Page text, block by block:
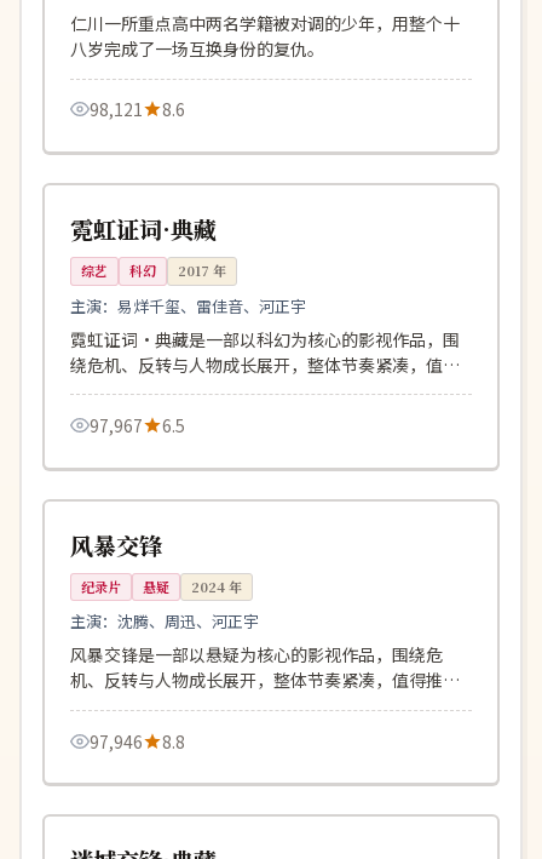
仁川一所重点高中两名学籍被对调的少年，用整个十
八岁完成了一场互换身份的复仇。
98,121 8.6
韩国
独播 115分钟
霓虹证词·典藏
综艺 科幻 2017 年
主演：易烊千玺、雷佳音、河正宇
霓虹证词·典藏是一部以科幻为核心的影视作品，围
绕危机、反转与人物成长展开，整体节奏紧凑，值得
推荐观看。
97,967
6.5
美国
院线 143分钟
风暴交锋
纪录片 悬疑 2024年
主演：沈腾、周迅、河正宇
风暴交锋是一部以悬疑为核心的影视作品，围绕危
机、反转与人物成长展开，整体节奏紧凑，值得推荐
观看。
97,946
8.8
中国
院线 137分钟